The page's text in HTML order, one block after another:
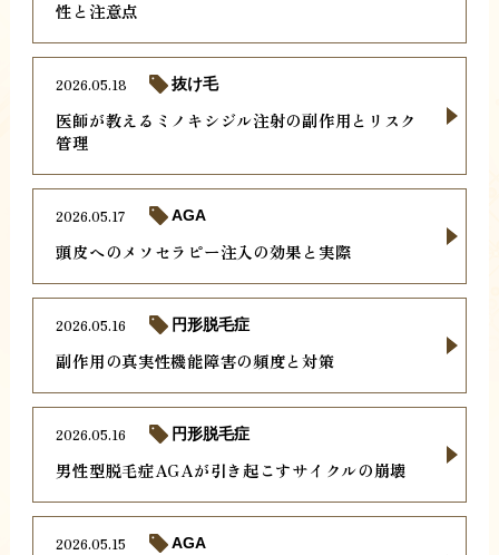
性と注意点
医師が教えるミノキシジル注射の副作用とリスク
管理
2026.05.18 抜け毛
頭皮へのメソセラピー注入の効果と実際
2026.05.17 AGA
副作用の真実性機能障害の頻度と対策
2026.05.16 円形脱毛症
男性型脱毛症AGAが引き起こすサイクルの崩壊
2026.05.16 円形脱毛症
2026.05.15 AGA